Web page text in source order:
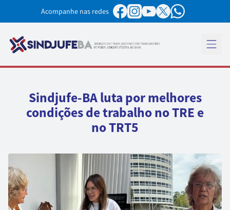
Acompanhe nas redes
Abrir
Sindjufe-BA luta por melhores
condições de trabalho no TRE e
no TRT5